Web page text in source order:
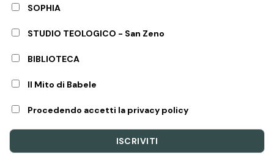
SOPHIA
STUDIO TEOLOGICO - San Zeno
BIBLIOTECA
Il Mito di Babele
Procedendo accetti la privacy policy